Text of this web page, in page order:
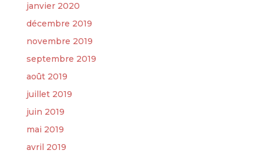
janvier 2020
décembre 2019
novembre 2019
septembre 2019
août 2019
juillet 2019
juin 2019
mai 2019
avril 2019